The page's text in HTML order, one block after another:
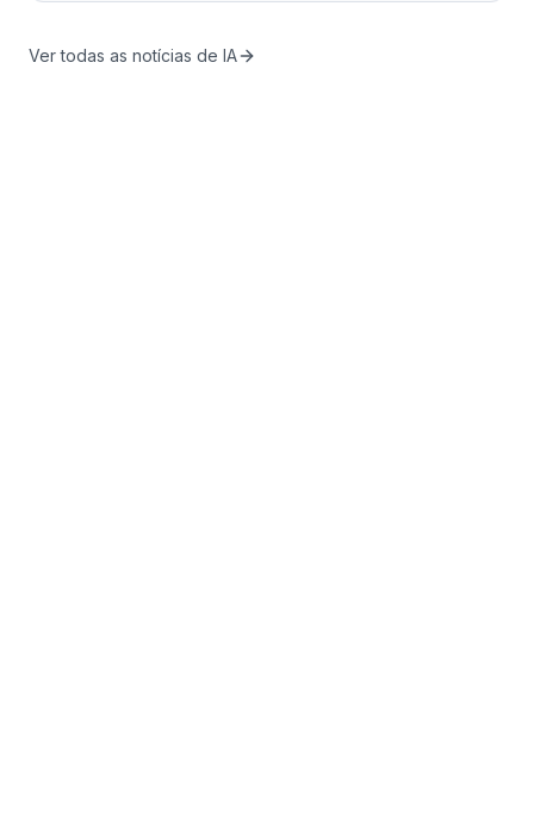
Ver todas as notícias de IA